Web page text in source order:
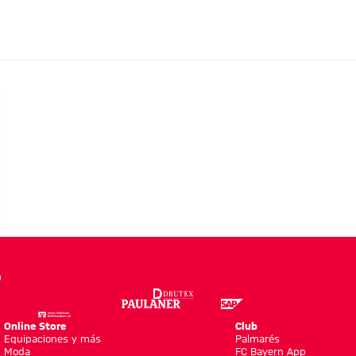
Online Store
Equipaciones y más
Moda
Club
Palmarés
FC Bayern App